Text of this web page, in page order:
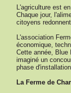
L'agriculture est
Chaque jour,
citoyens
L'association
économique,
Cette année, Blue
imaginé un
phase
La Ferme de